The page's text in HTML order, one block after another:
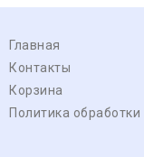
Главная
Контакты
Корзина
Политика